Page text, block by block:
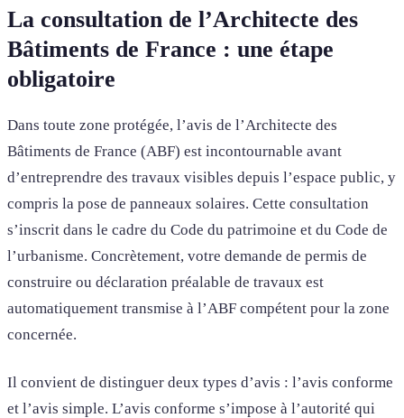
La consultation de l’Architecte des
Bâtiments de France : une étape
obligatoire
Dans toute zone protégée, l’avis de l’Architecte des
Bâtiments de France (ABF) est incontournable avant
d’entreprendre des travaux visibles depuis l’espace public, y
compris la pose de panneaux solaires. Cette consultation
s’inscrit dans le cadre du Code du patrimoine et du Code de
l’urbanisme. Concrètement, votre demande de permis de
construire ou déclaration préalable de travaux est
automatiquement transmise à l’ABF compétent pour la zone
concernée.
Il convient de distinguer deux types d’avis : l’avis conforme
et l’avis simple. L’avis conforme s’impose à l’autorité qui